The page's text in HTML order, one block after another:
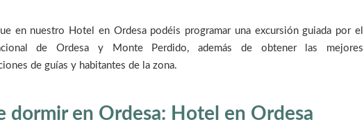
en nuestro Hotel en Ordesa podéis programar una excursión guiada por el
de Ordesa y Monte Perdido, además de obtener las mejores
de guías y habitantes de la zona.
dormir en Ordesa: Hotel en Ordesa